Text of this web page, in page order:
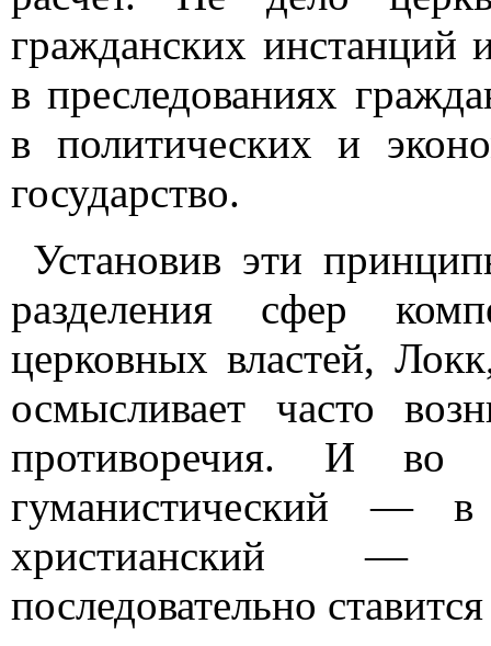
гражданских инстанций
в преследованиях
в политических и
государство.
Установив эти
разделения сфер
церковных властей,
осмысливает часто
противоречия. И во
гуманистический — в
христианский —
последовательно